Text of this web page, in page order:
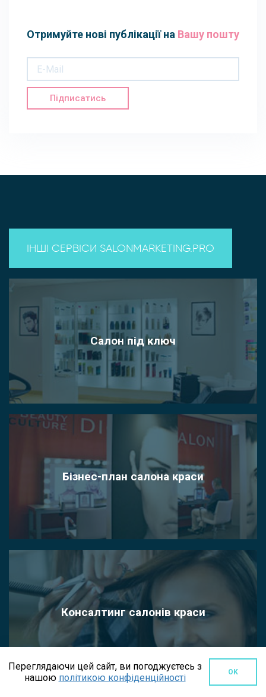
Отримуйте нові публікації на Вашу пошту
Підписатись
ІНШІ СЕРВІСИ SALONMARKETING.PRO
Салон під ключ
Бізнес-план салона краси
Консалтинг салонів краси
Переглядаючи цей сайт, ви погоджуєтесь з
нашою політикою конфіденційності OK